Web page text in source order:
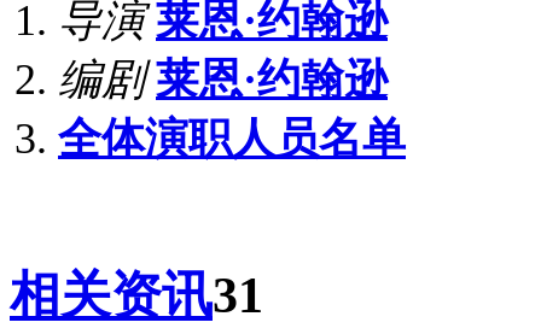
导演 莱恩·约翰逊
编剧 莱恩·约翰逊
全体演职人员名单
相关资讯31